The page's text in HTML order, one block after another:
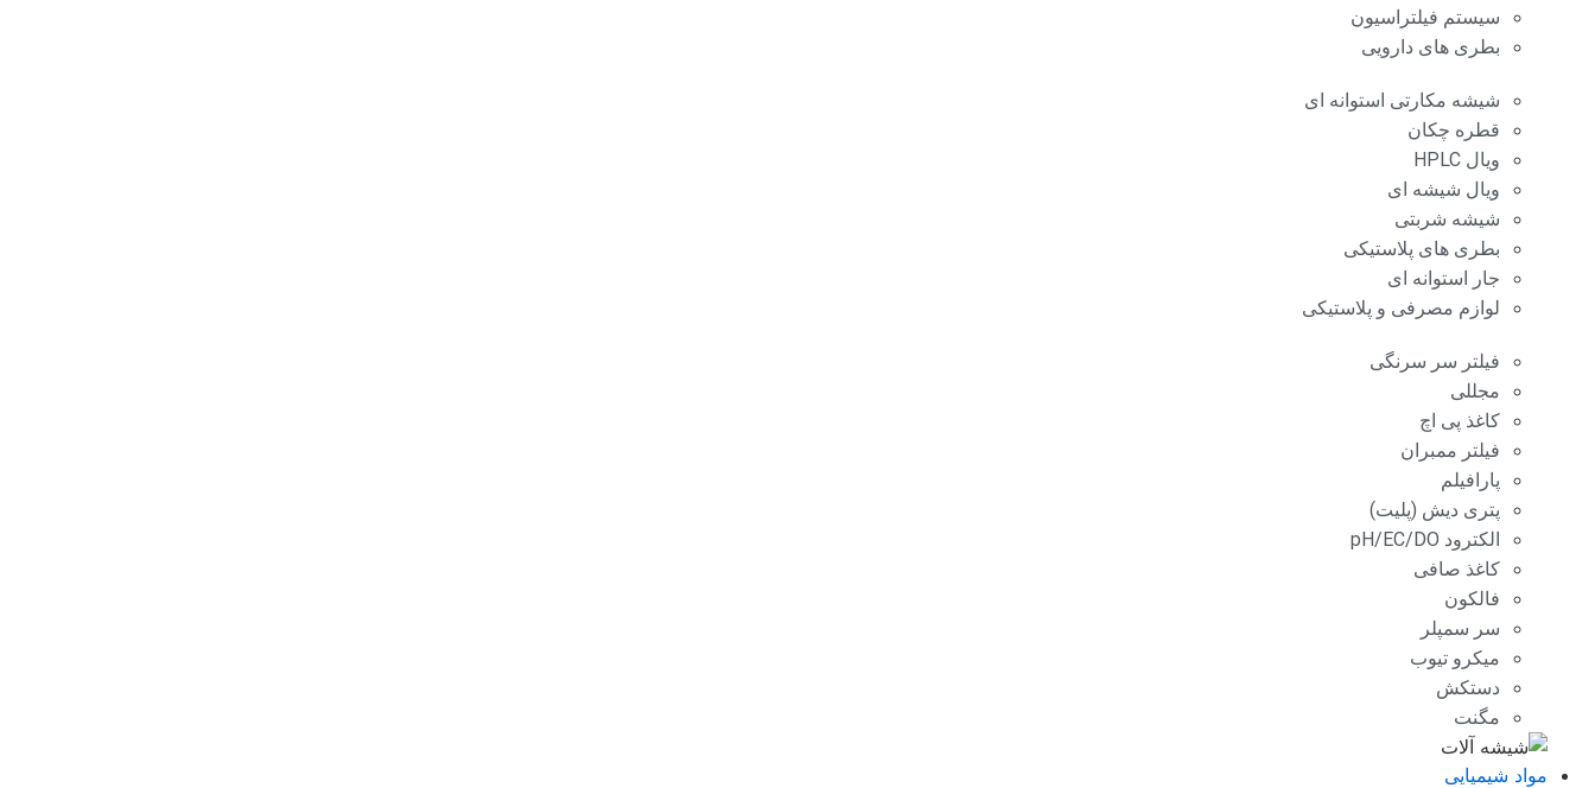
سیستم فیلتراسیون
بطری های دارویی
شیشه مکارتی استوانه ای
قطره چکان
ویال HPLC
ویال شیشه ای
شیشه شربتی
بطری های پلاستیکی
جار استوانه ای
لوازم مصرفی و پلاستیکی
فیلتر سر سرنگی
مجللی
کاغذ پی اچ
فیلتر ممبران
پارافیلم
پتری دیش (پلیت)
الکترود pH/EC/DO
کاغذ صافی
فالکون
سر سمپلر
میکرو تیوب
دستکش
مگنت
مواد شیمیایی